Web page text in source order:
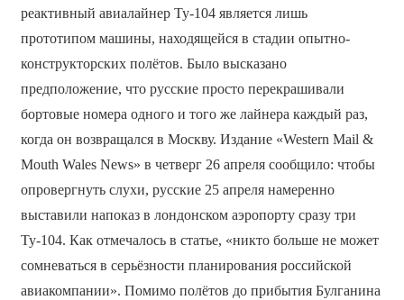
реактивный авиалайнер Ту-104 является лишь
прототипом машины, находящейся в стадии опытно-
конструкторских полётов. Было высказано
предположение, что русские просто перекрашивали
бортовые номера одного и того же лайнера каждый раз,
когда он возвращался в Москву. Издание «Western Mail &
Mouth Wales News» в четверг 26 апреля сообщило: чтобы
опровергнуть слухи, русские 25 апреля намеренно
выставили напоказ в лондонском аэропорту сразу три
Ту-104. Как отмечалось в статье, «никто больше не может
сомневаться в серьёзности планирования российской
авиакомпании». Помимо полётов до прибытия Булганина